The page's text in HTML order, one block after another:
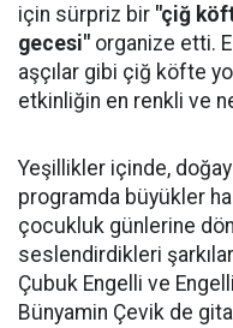
için sürpriz bir "çiğ
gecesi" organize etti.
aşçılar gibi çiğ köfte
etkinliğin en renkli ve
Yeşillikler içinde,
programda büyükler
çocukluk günlerine
seslendirdikleri
Çubuk Engelli ve
Bünyamin Çevik de